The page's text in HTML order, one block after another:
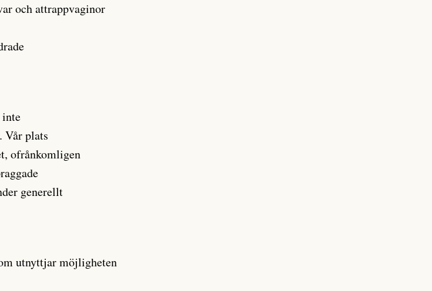
och attrappvaginor
Vår plats
ofrånkomligen
generellt
utnyttjar möjligheten